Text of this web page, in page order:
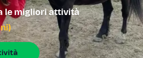
le migliori attività